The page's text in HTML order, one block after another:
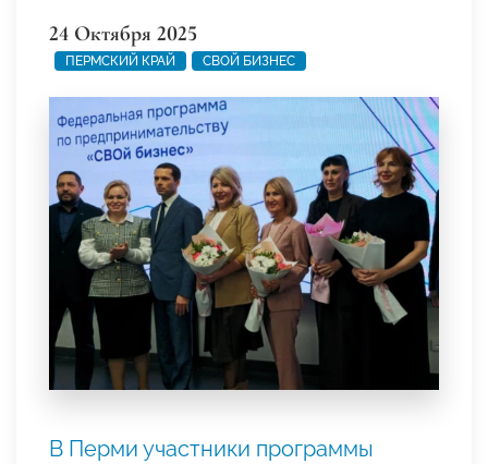
24 Октября 2025
ПЕРМСКИЙ КРАЙ СВОЙ БИЗНЕС
В Перми участники программы